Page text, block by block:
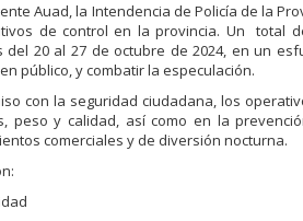
Auad, la Intendencia de Policía de la
de control en la provincia. Un total
20 al 27 de octubre de 2024, en un
público, y combatir la especulación.
con la seguridad ciudadana, los
peso y calidad, así como en la
comerciales y de diversión nocturna.